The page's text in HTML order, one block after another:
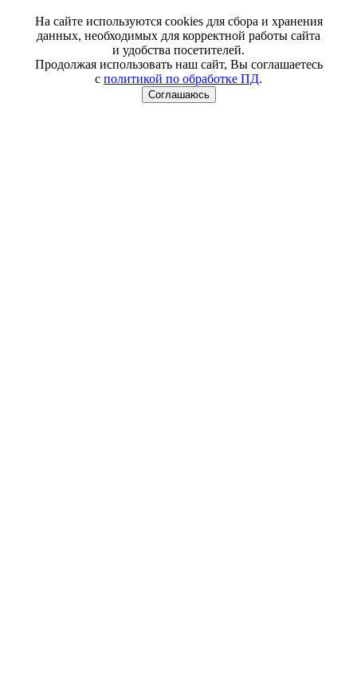
На сайте используются cookies для сбора и хранения
данных, необходимых для корректной работы сайта
и удобства посетителей.
Продолжая использовать наш сайт, Вы соглашаетесь
с политикой по обработке ПД.
Соглашаюсь